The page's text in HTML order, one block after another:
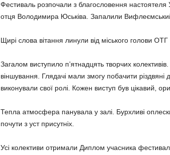
Фестиваль розпочали з благословення
отця Володимира Юськіва. Запалили
Щирі слова вітання линули від міського голови
Загалом виступило п’ятнадцять творчих
віншування. Глядачі мали змогу побачити
виконували свої ролі. Кожен виступ був цікавий,
Тепла атмосфера панувала у залі. Бурхливі
почути з уст присутніх.
Усі колективи отримали Диплом учасника